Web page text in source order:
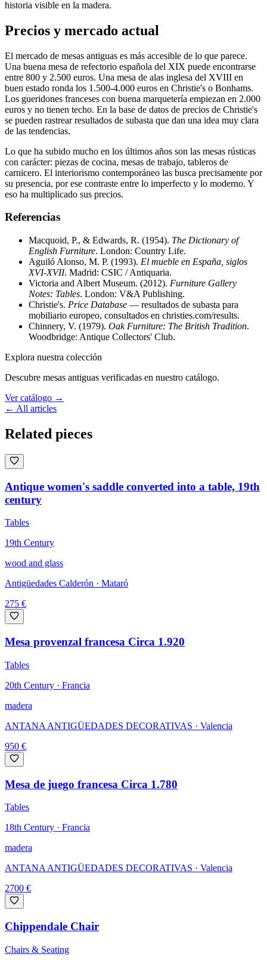
historia visible en la madera.
Precios y mercado actual
El mercado de mesas antiguas es más accesible de lo que parece.
Una buena mesa de refectorio española del XIX puede encontrarse
entre 800 y 2.500 euros. Una mesa de alas inglesa del XVIII en
buen estado ronda los 1.500-4.000 euros en Christie's o Bonhams.
Los gueridones franceses con buena marquetería empiezan en 2.000
euros y no tienen techo. En la base de datos de precios de Christie's
se pueden rastrear resultados de subasta que dan una idea muy clara
de las tendencias.
Lo que ha subido mucho en los últimos años son las mesas rústicas
con carácter: piezas de cocina, mesas de trabajo, tableros de
carnicero. El interiorismo contemporáneo las busca precisamente por
su presencia, por ese contraste entre lo imperfecto y lo moderno. Y
eso ha multiplicado sus precios.
Referencias
Macquoid, P., & Edwards, R. (1954). The Dictionary of
English Furniture. London: Country Life.
Aguiló Alonso, M. P. (1993). El mueble en España, siglos
XVI-XVII. Madrid: CSIC / Antiquaria.
Victoria and Albert Museum. (2012). Furniture Gallery
Notes: Tables. London: V&A Publishing.
Christie's. Price Database — resultados de subasta para
mobiliario europeo, consultados en christies.com/results.
Chinnery, V. (1979). Oak Furniture: The British Tradition.
Woodbridge: Antique Collectors' Club.
Explora nuestra colección
Descubre mesas antiguas verificadas en nuestro catálogo.
Ver catálogo →
← All articles
Related pieces
Antique women's saddle converted into a table, 19th
century
Tables
19th Century
wood and glass
Antigüedades Calderón · Mataró
275 €
Mesa provenzal francesa Circa 1.920
Tables
20th Century · Francia
madera
ANTANA ANTIGÜEDADES DECORATIVAS · Valencia
950 €
Mesa de juego francesa Circa 1.780
Tables
18th Century · Francia
madera
ANTANA ANTIGÜEDADES DECORATIVAS · Valencia
2700 €
Chippendale Chair
Chairs & Seating